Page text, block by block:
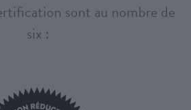
sont au nombre de
six :